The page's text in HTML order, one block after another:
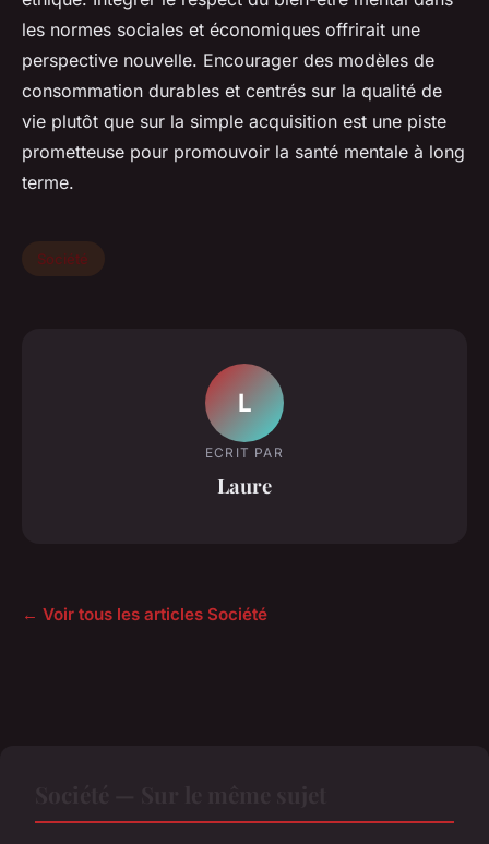
les normes sociales et économiques offrirait une
perspective nouvelle. Encourager des modèles de
consommation durables et centrés sur la qualité de
vie plutôt que sur la simple acquisition est une piste
prometteuse pour promouvoir la santé mentale à long
terme.
Société
L
ECRIT PAR
Laure
← Voir tous les articles Société